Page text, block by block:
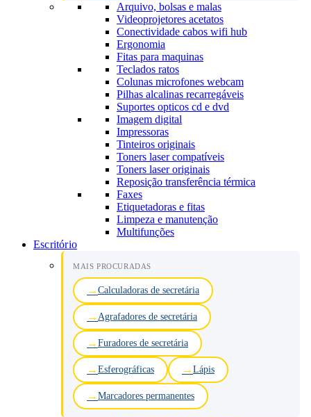
Arquivo, bolsas e malas
Videoprojetores acetatos
Conectividade cabos wifi hub
Ergonomia
Fitas para maquinas
Teclados ratos
Colunas microfones webcam
Pilhas alcalinas recarregáveis
Suportes opticos cd e dvd
Imagem digital
Impressoras
Tinteiros originais
Toners laser compatíveis
Toners laser originais
Reposição transferência térmica
Faxes
Etiquetadoras e fitas
Limpeza e manutenção
Multifunções
Escritório
MAIS PROCURADAS
Calculadoras de secretária
Agrafadores de secretária
Furadores de secretária
Esferográficas Lápis
Marcadores permanentes